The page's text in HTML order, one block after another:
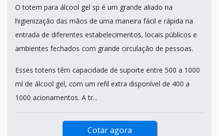
O totem para álcool gel sp é um grande aliado na
higienização das mãos de uma maneira fácil e rápida na
entrada de diferentes estabelecimentos, locais públicos e
ambientes fechados com grande circulação de pessoas.
Esses totens têm capacidade de suporte entre 500 a 1000
ml de álcool gel, com um refil extra disponível de 400 a
1000 acionamentos. A tr...
Cotar agora